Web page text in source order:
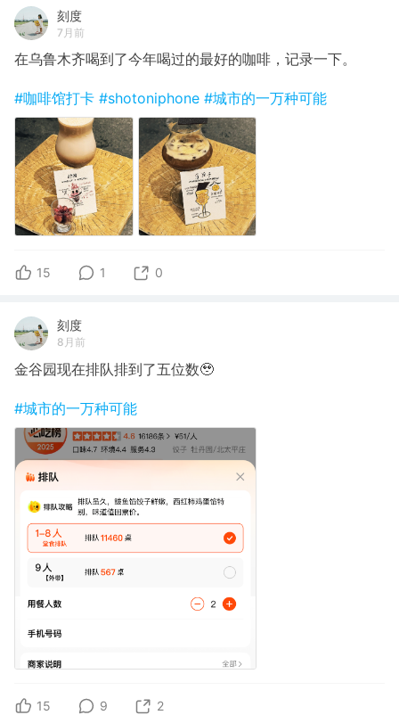
刻度
7月前
在乌鲁木齐喝到了今年喝过的最好的咖啡，记录一下。
#咖啡馆打卡 #shotoniphone #城市的一万种可能
15 1 0
刻度
8月前
金谷园现在排队排到了五位数🥹
#城市的一万种可能
15 9 2